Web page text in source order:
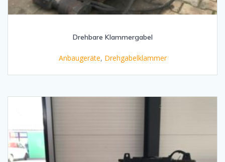
Drehbare Klammergabel
Anbaugeräte, Drehgabelklammer